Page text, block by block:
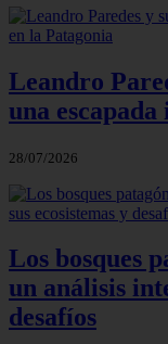
Leandro
una
28/07/2026
Los bosques
un análisis
desafíos